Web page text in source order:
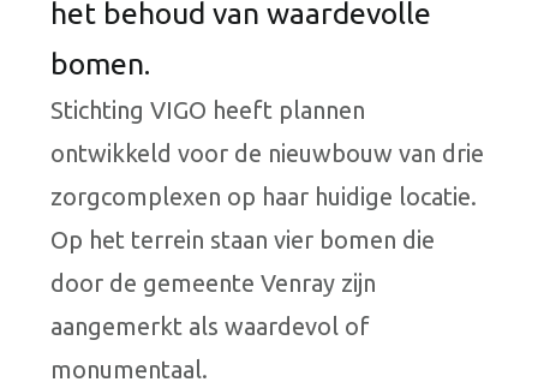
het behoud van waardevolle
bomen.
Stichting VIGO heeft plannen
ontwikkeld voor de nieuwbouw van drie
zorgcomplexen op haar huidige locatie.
Op het terrein staan vier bomen die
door de gemeente Venray zijn
aangemerkt als waardevol of
monumentaal.